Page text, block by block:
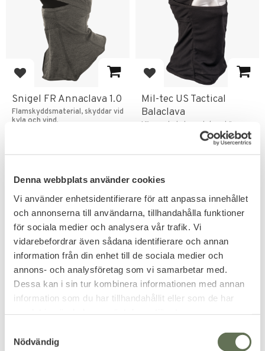
Denna webbplats använder cookies
Vi använder enhetsidentifierare för att anpassa innehållet
och annonserna till användarna, tillhandahålla funktioner
för sociala medier och analysera vår trafik. Vi
vidarebefordrar även sådana identifierare och annan
information från din enhet till de sociala medier och
annons- och analysföretag som vi samarbetar med.
Dessa kan i sin tur kombinera informationen med annan
information som du har tillhandahållit eller som de har
Nödvändig
Add to favorites
Snigel FR Annaclava 1.0
Flamskyddsmaterial, skyddar vid
kyla och vind.
511KR
Add to favorites
Mil-tec US Tactical
Balaclava
Värmer hela huvudet ned över
nacke & hals samt över kinder,
Add to favorites Add to favorites
FAVORITE